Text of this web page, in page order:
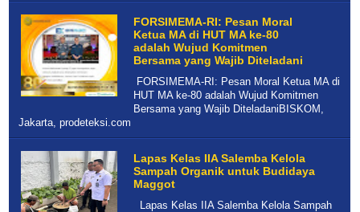
FORSIMEMA-RI: Pesan Moral
Ketua MA di HUT MA ke-80
adalah Wujud Komitmen
Bersama yang Wajib Diteladani
FORSIMEMA-RI: Pesan Moral Ketua MA di
HUT MA ke-80 adalah Wujud Komitmen
Bersama yang Wajib DiteladaniBISKOM,
Jakarta, prodeteksi.com
Lapas Kelas IIA Salemba Kelola
Sampah Organik untuk Budidaya
Maggot
Lapas Kelas IIA Salemba Kelola Sampah